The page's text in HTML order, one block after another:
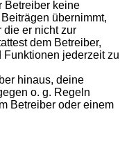
Betreiber keine
übernimmt,
die er nicht zur
dem Betreiber,
jederzeit zu
hinaus, deine
o. g. Regeln
Betreiber oder einem